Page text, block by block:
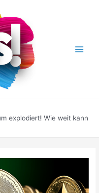
explodiert! Wie weit kann